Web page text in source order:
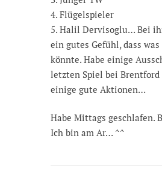
4. Flügelspieler
5. Halil Dervisoglu… Bei
ein gutes Gefühl, dass
könnte. Habe einige
letzten Spiel bei
einige gute Aktionen…
Habe Mittags geschlafen.
Ich bin am Ar… ^^